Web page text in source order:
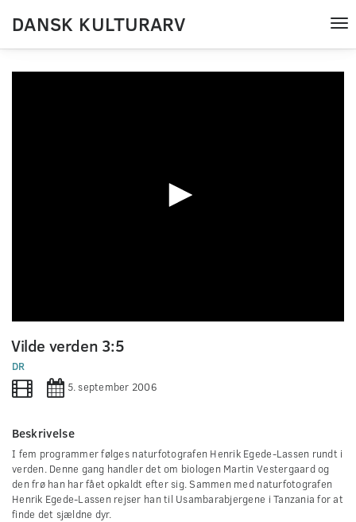
DANSK KULTURARV
seconds
of
0
seconds
Vilde verden 3:5
DR
5. september 2006
Beskrivelse
I fem programmer følges naturfotografen Henrik Egede-Lassen rundt i
verden. Denne gang handler det om biologen Martin Vestergaard og
den frø han har fået opkaldt efter sig. Sammen med naturfotografen
Henrik Egede-Lassen rejser han til Usambarabjergene i Tanzania for at
finde det sjældne dyr.